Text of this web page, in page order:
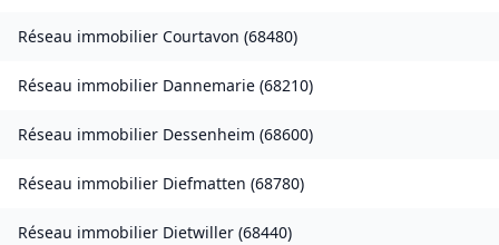
Réseau immobilier Courtavon (68480)
Réseau immobilier Dannemarie (68210)
Réseau immobilier Dessenheim (68600)
Réseau immobilier Diefmatten (68780)
Réseau immobilier Dietwiller (68440)